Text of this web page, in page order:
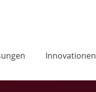
Innovationen